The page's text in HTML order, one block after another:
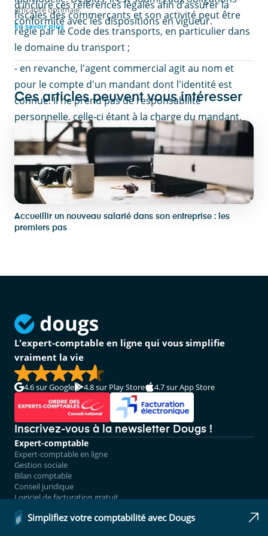
d’inclure ces références légales afin d’assurer la
conformité avec les dispositions en vigueur.
fiscales des commerçants et son activité peut être
régie par le Code des transports, en particulier dans
le domaine du transport ;
- en revanche, l'agent commercial agit au nom et
pour le compte d'un mandant dont l'identité est
connue. Il ne prend pas de responsabilité
personnelle, celle-ci étant à la charge du mandant.
Son activité est fondée sur un contrat qui précise les
conditions de sa mission.
efficacité optimale.
En savoir plus
Ces articles peuvent vous intéresser
Accueillir un nouveau salarié dans son entreprise : les
premiers pas
Simplifiez votre comptabilité avec Dougs
L'expert-comptable en ligne qui vous simplifie
vraiment la vie
4.6sur Google 4.8sur Play Store 4.7sur App Store
Inscrivez-vous à la newsletter Dougs !
Expert-comptable
Expert-comptable en ligne
Gestion sociale
Bilan comptable
Conseil juridique
Logiciel de facturation gratuit
Logiciel de comptabilité
Tarifs